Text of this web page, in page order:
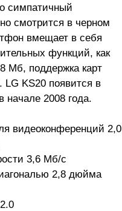
симпатичный
смотрится в черном
вмещает в себя
функций, как
Мб, поддержка карт
KS20 появится в
начале 2008 года.
видеоконференций 2,0
3,6 Мб/с
2,8 дюйма